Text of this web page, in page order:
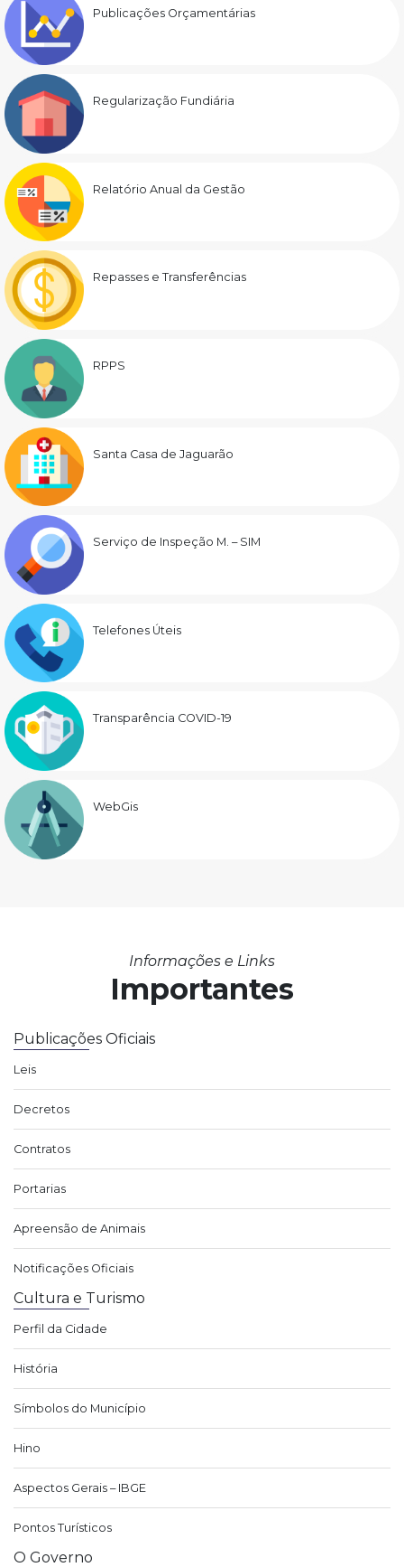
Publicações Orçamentárias
Regularização Fundiária
Relatório Anual da Gestão
Repasses e Transferências
RPPS
Santa Casa de Jaguarão
Serviço de Inspeção M. – SIM
Telefones Úteis
Transparência COVID-19
WebGis
Informações e Links
Importantes
Publicações Oficiais
Leis
Decretos
Contratos
Portarias
Apreensão de Animais
Notificações Oficiais
Cultura e Turismo
Perfil da Cidade
História
Símbolos do Município
Hino
Aspectos Gerais – IBGE
Pontos Turísticos
O Governo